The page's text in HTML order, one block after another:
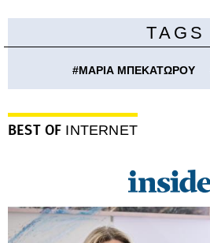
TAGS
#ΜΑΡΙΑ ΜΠΕΚΑΤΩΡΟΥ
BEST OF INTERNET